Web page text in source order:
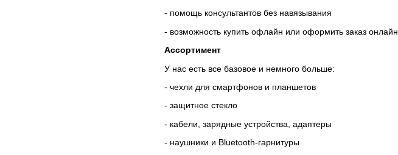
- помощь консультантов без навязывания
- возможность купить офлайн или оформить заказ онлайн
Ассортимент
У нас есть все базовое и немного больше:
- чехли для смартфонов и планшетов
- защитное стекло
- кабели, зарядные устройства, адаптеры
- наушники и Bluetooth-гарнитуры